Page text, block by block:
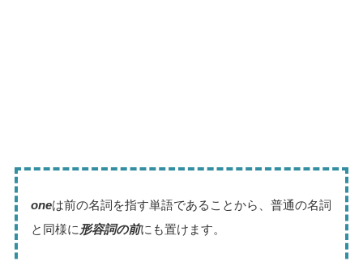
oneは前の名詞を指す単語であることから、普通の名詞
と同様に 形容詞の前にも置けます。